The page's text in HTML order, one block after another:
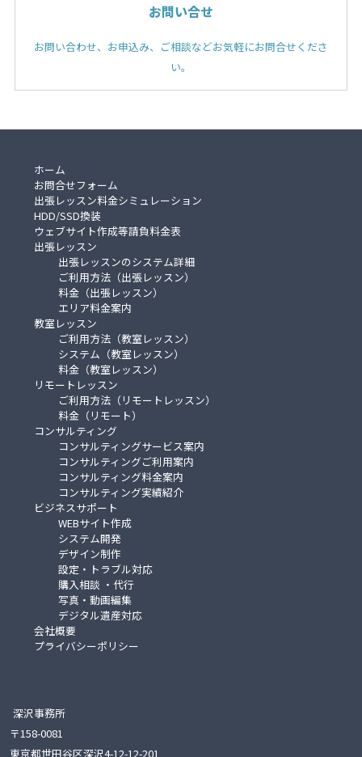
お問い合せ
お問い合わせ、お申込み、ご相談などお気軽にお問合せくださ
い。
ホーム
お問合せフォーム
出張レッスン料金シミュレーション
HDD/SSD換装
ウェブサイト作成等請負料金表
出張レッスン
出張レッスンのシステム詳細
ご利用方法（出張レッスン）
料金（出張レッスン）
エリア料金案内
教室レッスン
ご利用方法（教室レッスン）
システム（教室レッスン）
料金（教室レッスン）
リモートレッスン
ご利用方法（リモートレッスン）
料金（リモート）
コンサルティング
コンサルティングサービス案内
コンサルティングご利用案内
コンサルティング料金案内
コンサルティング実績紹介
ビジネスサポート
WEBサイト作成
システム開発
デザイン制作
設定・トラブル対応
購入相談 ・代行
写真・動画編集
デジタル遺産対応
会社概要
プライバシーポリシー
深沢事務所
〒158-0081
東京都世田谷区深沢4-12-12-201